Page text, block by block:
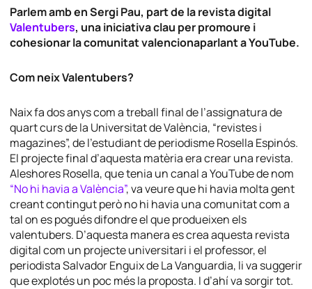
Parlem amb en Sergi Pau, part de la revista digital
Valentubers, una iniciativa clau per promoure i
cohesionar la comunitat valencionaparlant a YouTube.
Com neix Valentubers?
Naix fa dos anys com a treball final de l’assignatura de
quart curs de la Universitat de València, “revistes i
magazines”, de l’estudiant de periodisme Rosella Espinós.
El projecte final d’aquesta matèria era crear una revista.
Aleshores Rosella, que tenia un canal a YouTube de nom
“No hi havia a València”, va veure que hi havia molta gent
creant contingut però no hi havia una comunitat com a
tal on es pogués difondre el que produeixen els
valentubers. D’aquesta manera es crea aquesta revista
digital com un projecte universitari i el professor, el
periodista Salvador Enguix de La Vanguardia, li va suggerir
que explotés un poc més la proposta. I d’ahí va sorgir tot.